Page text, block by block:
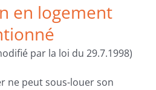
en logement
par la loi du 29.7.1998)
ne peut sous-louer son